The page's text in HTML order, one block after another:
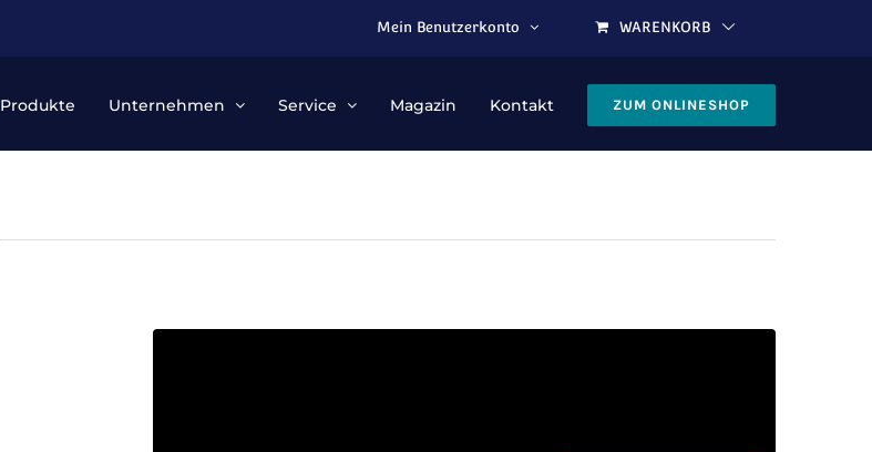
Mein Benutzerkonto
WARENKORB
Produkte Unternehmen Service Magazin Kontakt ZUM ONLINESHOP